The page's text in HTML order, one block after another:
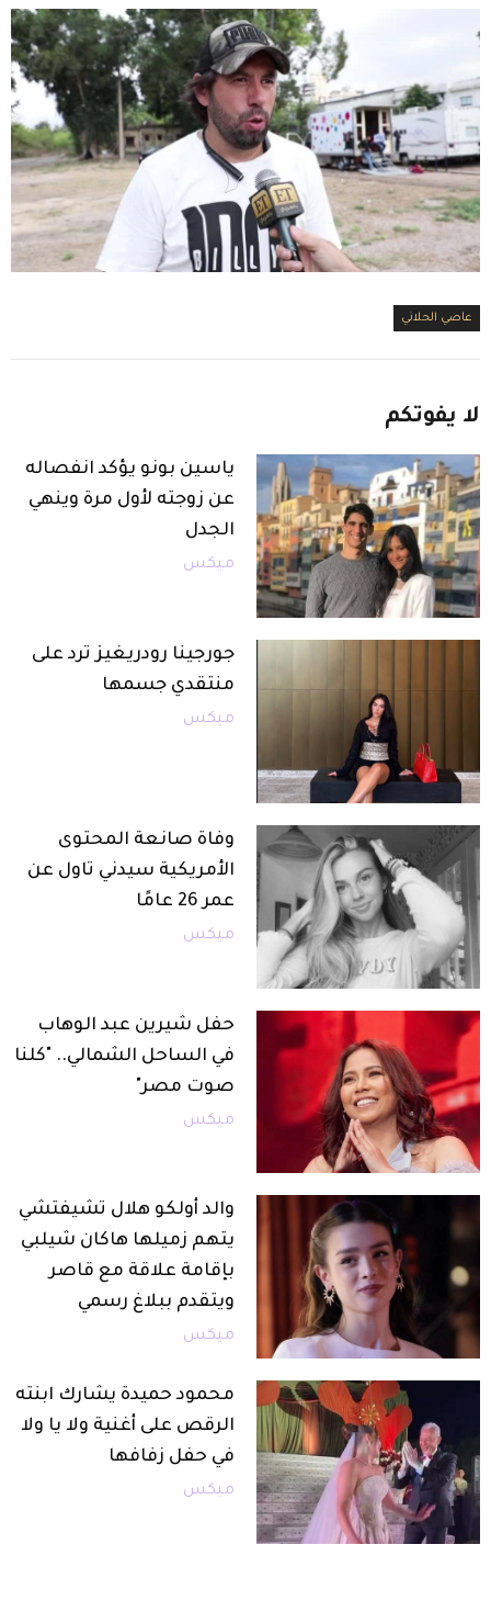
عاصي الحلاني
لا يفوتكم
ياسين بونو يؤكد انفصاله
عن زوجته لأول مرة وينهي
الجدل
ميكس
جورجينا رودريغيز ترد على
منتقدي جسمها
ميكس
وفاة صانعة المحتوى
الأمريكية سيدني تاول عن
عمر 26 عامًا
ميكس
حفل شيرين عبد الوهاب
في الساحل الشمالي.. "كلنا
صوت مصر"
ميكس
والد أولكو هلال تشيفتشي
يتهم زميلها هاكان شيلبي
بإقامة علاقة مع قاصر
ويتقدم ببلاغ رسمي
ميكس
محمود حميدة يشارك ابنته
الرقص على أغنية ولا يا ولا
في حفل زفافها
ميكس